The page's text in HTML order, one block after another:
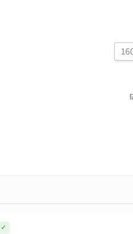
המחיר
✓